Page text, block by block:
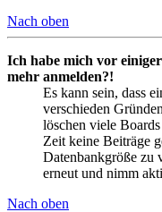
Nach oben
Ich habe mich vor
mehr anmelden?!
Es kann sein, dass
verschieden
löschen viele
Zeit keine Beiträge
Datenbankgröße zu
erneut und nimm
Nach oben